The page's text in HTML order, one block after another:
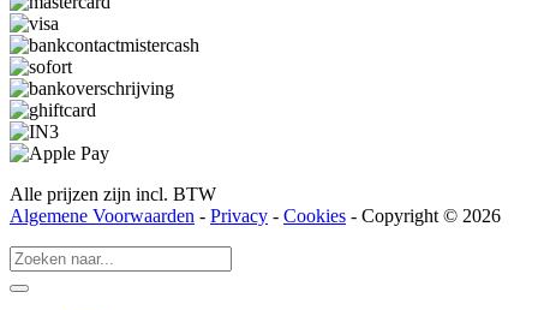
Alle prijzen zijn incl. BTW
Algemene Voorwaarden - Privacy - Cookies - Copyright © 2026